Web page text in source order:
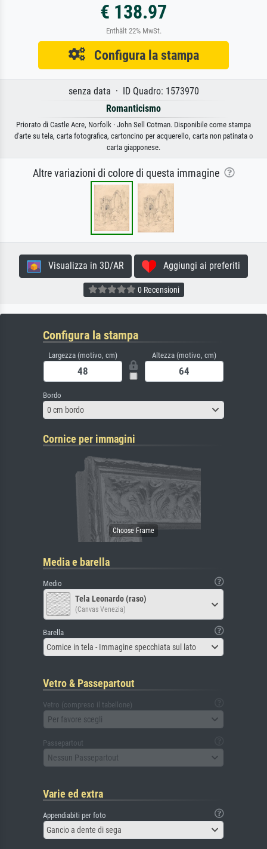
€ 138.97
Enthält 22% MwSt.
Configura la stampa
senza data · ID Quadro: 1573970
Romanticismo
Priorato di Castle Acre, Norfolk · John Sell Cotman. Disponibile come stampa
d'arte su tela, carta fotografica, cartoncino per acquerello, carta non patinata o
carta giapponese.
Altre variazioni di colore di questa immagine
Visualizza in 3D/AR Aggiungi ai preferiti
0 Recensioni
Configura la stampa
Largezza (motivo, cm) Altezza (motivo, cm)
Bordo
0 cm bordo
Cornice per immagini
Media e barella
Medio
Tela Leonardo (raso)
(Canvas Venezia)
Barella
Cornice in tela - Immagine specchiata sul lato
Vetro & Passepartout
Vetro (compreso il tabellone)
Per favore scegli
Passepartout
Nessun Passepartout
Varie ed extra
Appendiabiti per foto
Gancio a dente di sega